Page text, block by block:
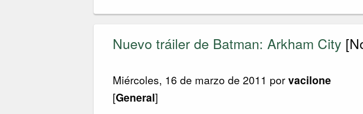
Nuevo tráiler de Batman: Arkham City
Miércoles, 16 de marzo de 2011 porvacilone
[General]